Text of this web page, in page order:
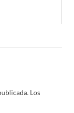
Los